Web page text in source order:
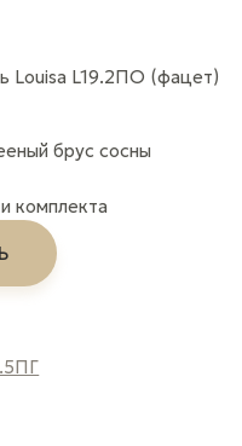
Louisa L19.2ПО (фацет)
брус сосны
комплекта